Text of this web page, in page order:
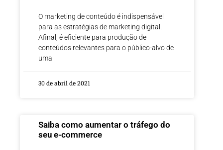
O marketing de conteúdo é indispensável
para as estratégias de marketing digital.
Afinal, é eficiente para produção de
conteúdos relevantes para o público-alvo de
uma
30 de abril de 2021
Saiba como aumentar o tráfego do
seu e-commerce